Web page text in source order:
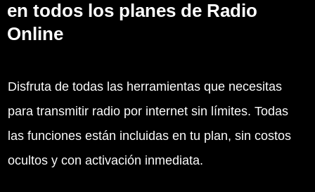
en todos los planes de Radio
Online
Disfruta de todas las herramientas que necesitas
para transmitir radio por internet sin límites. Todas
las funciones están incluidas en tu plan, sin costos
ocultos y con activación inmediata.